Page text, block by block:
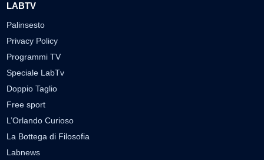
LABTV
Palinsesto
Privacy Policy
Programmi TV
Speciale LabTv
Doppio Taglio
Free sport
L’Orlando Curioso
La Bottega di Filosofia
Labnews